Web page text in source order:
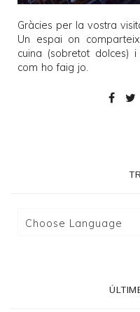
Gràcies per la vostra
Un espai on
cuina (sobretot
com ho faig jo.